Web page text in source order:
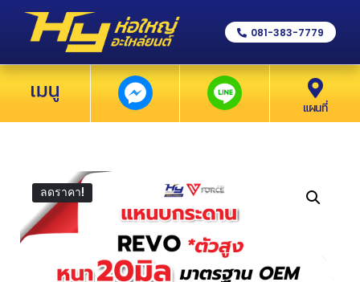
081-383-7779
แผนที่
ลดราคา!